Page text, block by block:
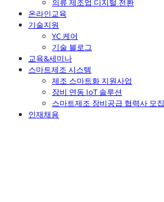
의류 제조업 디지털 전환
온라인교육
기술지원
YC 케어
기술 블로그
교육&세미나
스마트제조 시스템
제조 스마트화 지원사업
장비 연동 IoT 솔루션
스마트제조 장비공급 협력사 모집
인재채용